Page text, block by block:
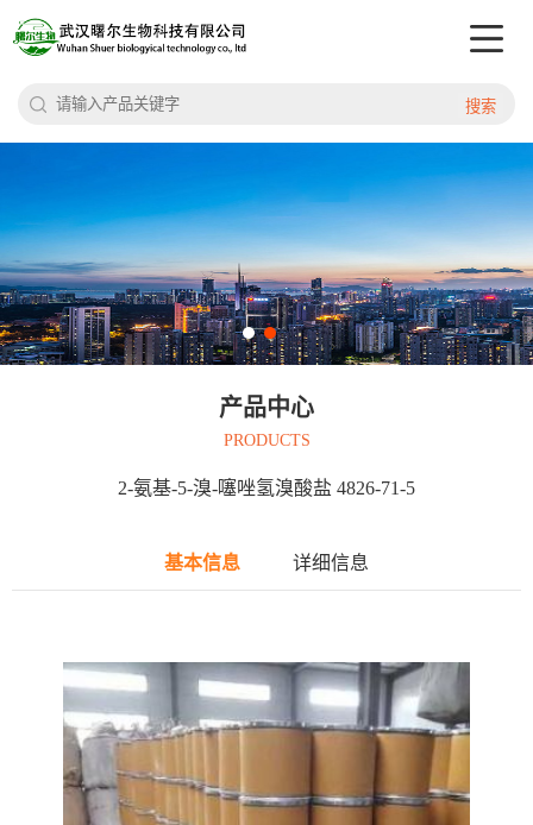
搜索
产品中心
PRODUCTS
2-氨基-5-溴-噻唑氢溴酸盐 4826-71-5
基本信息 详细信息